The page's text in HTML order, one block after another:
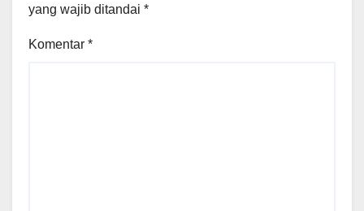
yang wajib ditandai *
Komentar *